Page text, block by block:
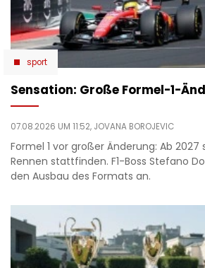
sport
Sensation: Große Formel-1-
07.08.2026 UM 11:52, JOVANA BOROJEVIC
Formel 1 vor großer Änderung: Ab
Rennen stattfinden. F1-Boss Stefano
den Ausbau des Formats an.